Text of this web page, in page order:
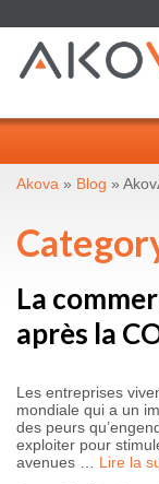
Akova » Blog »
La
après la
Les entreprises
mondiale qui a un
des peurs
exploiter pour
avenues … Lire la